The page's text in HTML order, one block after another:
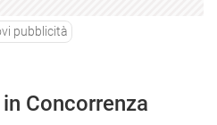
pubblicità
Concorrenza